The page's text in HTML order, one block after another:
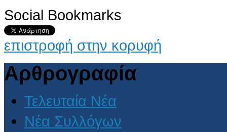
Social Bookmarks
επιστροφή στην κορυφή
Αρθρογραφία
Τελευταία Νέα
Νέα Συλλόγων